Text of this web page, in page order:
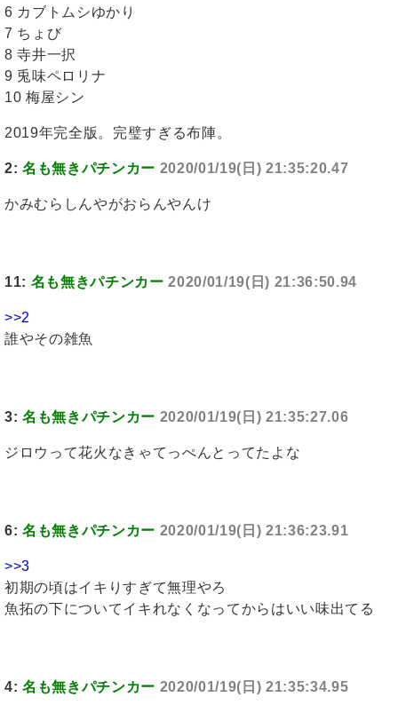
6 カブトムシゆかり
7 ちょび
8 寺井一択
9 兎味ペロリナ
10 梅屋シン
2019年完全版。完璧すぎる布陣。
2: 名も無きパチンカー 2020/01/19(日) 21:35:20.47
かみむらしんやがおらんやんけ
11: 名も無きパチンカー 2020/01/19(日) 21:36:50.94
>>2
誰やその雑魚
3: 名も無きパチンカー 2020/01/19(日) 21:35:27.06
ジロウって花火なきゃてっぺんとってたよな
6: 名も無きパチンカー 2020/01/19(日) 21:36:23.91
>>3
初期の頃はイキりすぎて無理やろ
魚拓の下についてイキれなくなってからはいい味出てる
4: 名も無きパチンカー 2020/01/19(日) 21:35:34.95